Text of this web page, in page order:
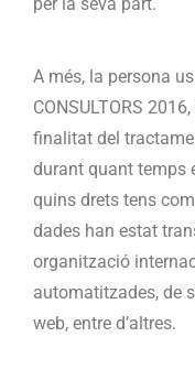
A més, la persona
CONSULTORS
finalitat del
durant quant temps
quins drets tens
dades han estat
organització
automatitzades, de
web, entre d’altres.